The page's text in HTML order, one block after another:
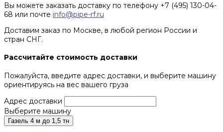
Вы можете заказать доставку по телефону +7 (495) 130-04-
68 или почте info@pipe-rf.ru
Доставим заказ по Москве, в любой регион России и
стран СНГ.
Рассчитайте стоимость доставки
Пожалуйста, введите адрес доставки, и выберите машину
ориентируясь на вес вашего груза
Адрес доставки
Выберите машину
Газель 4 м до 1,5 тн